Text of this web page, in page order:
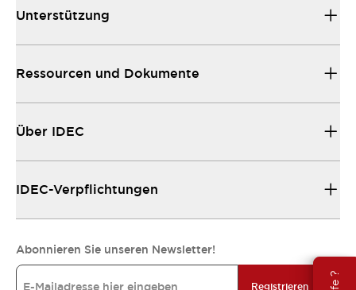
Unterstützung
Ressourcen und Dokumente
Über IDEC
IDEC-Verpflichtungen
Abonnieren Sie unseren Newsletter!
Registrieren